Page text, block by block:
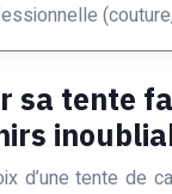
sa tente
d’une tente de